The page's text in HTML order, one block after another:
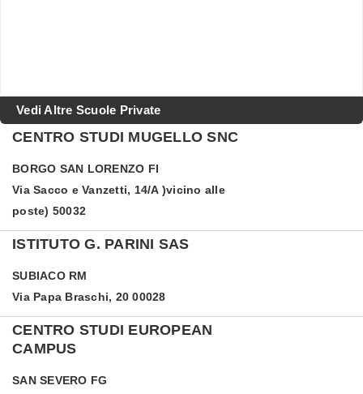
Vedi Altre Scuole Private
CENTRO STUDI MUGELLO SNC
BORGO SAN LORENZO FI
Via Sacco e Vanzetti, 14/A )vicino alle
poste) 50032
ISTITUTO G. PARINI SAS
SUBIACO RM
Via Papa Braschi, 20 00028
CENTRO STUDI EUROPEAN
CAMPUS
SAN SEVERO FG